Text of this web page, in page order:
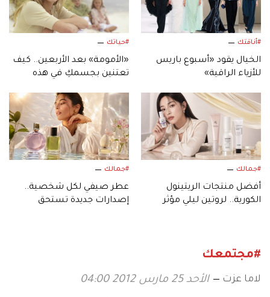
#أناقتك
الخيال يقود «أسبوع باريس
للأزياء الراقية»
#حياتك
«الأمومة» بعد الأربعين.. كيف
تعتنين بجسمكِ في هذه
#جمالك
أفضل منتجات الريتينول
الكورية.. لروتين ليلي مؤثر
#جمالك
عطر صيفي لكل شخصية..
إصدارات جديدة تستحق
#مجتمعك
لاما عزت الأحد 25 مارس 2012 04:00